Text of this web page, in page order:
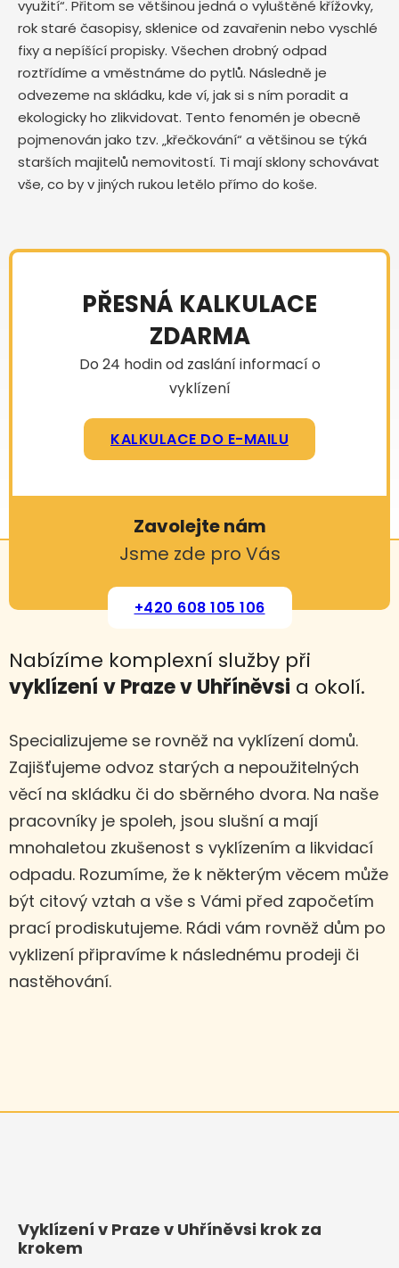
využití“. Přitom se většinou jedná o vyluštěné křížovky,
rok staré časopisy, sklenice od zavařenin nebo vyschlé
fixy a nepíšící propisky. Všechen drobný odpad
roztřídíme a vměstnáme do pytlů. Následně je
odvezeme na skládku, kde ví, jak si s ním poradit a
ekologicky ho zlikvidovat. Tento fenomén je obecně
pojmenován jako tzv. „křečkování“ a většinou se týká
starších majitelů nemovitostí. Ti mají sklony schovávat
vše, co by v jiných rukou letělo přímo do koše.
PŘESNÁ KALKULACE
ZDARMA
Do 24 hodin od zaslání informací o
vyklízení
KALKULACE DO E-MAILU
Zavolejte nám
Jsme zde pro Vás
+420 608 105 106
Nabízíme komplexní služby při
vyklízení v Praze v Uhříněvsi a okolí.
Specializujeme se rovněž na vyklízení domů.
Zajišťujeme odvoz starých a nepoužitelných
věcí na skládku či do sběrného dvora. Na naše
pracovníky je spoleh, jsou slušní a mají
mnohaletou zkušenost s vyklízením a likvidací
odpadu. Rozumíme, že k některým věcem může
být citový vztah a vše s Vámi před započetím
prací prodiskutujeme. Rádi vám rovněž dům po
vyklizení připravíme k následnému prodeji či
nastěhování.
Vyklízení v Praze v Uhříněvsi krok za
krokem